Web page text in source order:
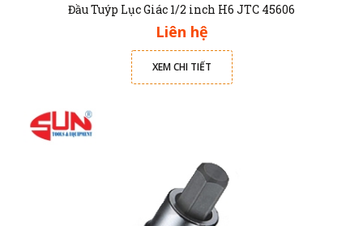
Đầu Tuýp Lục Giác 1/2 inch H6 JTC 45606
Liên hệ
XEM CHI TIẾT